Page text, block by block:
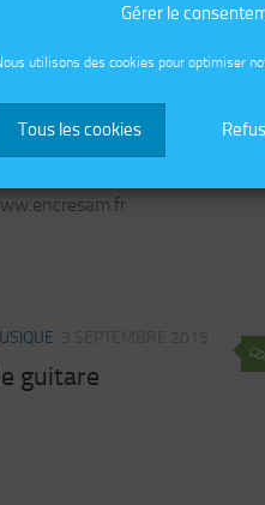
Gérer le
utilisons des cookies pour optimiser
Tous les cookies
est le blog LE BLOG DU
: SAMUEL REDELSPERGER
: Au éditions Jets d’encre :
2NZjLmu Fnac
zNZlE20 Amazon
DNZkYYf Pour visité notre
guitare